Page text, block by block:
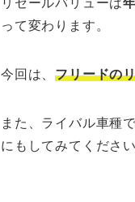
リセールバリューは
って変わります。
今回は、フリードの
また、ライバル車種
にもしてみてください